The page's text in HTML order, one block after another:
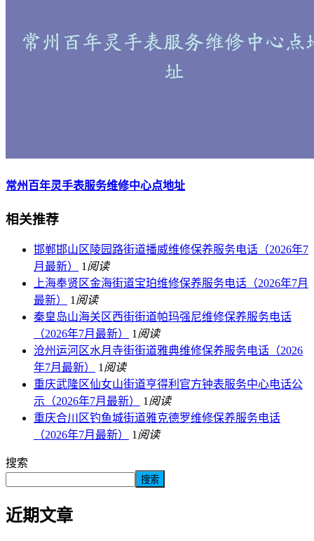
常州百年灵手表服务维修中心点地址
相关推荐
邯郸邯山区陵园路街道播威维修保养服务电话（2026年7
月最新）
1 阅读
上海奉贤区金海街道宝珀维修保养服务电话（2026年7月
最新）
1 阅读
秦皇岛山海关区西街街道帕玛强尼维修保养服务电话
（2026年7月最新）
1 阅读
沧州运河区水月寺街街道雅典维修保养服务电话（2026
年7月最新）
1 阅读
重庆武隆区仙女山街道亨得利官方钟表服务中心电话公
示（2026年7月最新）
1 阅读
重庆合川区钓鱼城街道雅克德罗维修保养服务电话
（2026年7月最新）
1 阅读
搜索
搜索
近期文章